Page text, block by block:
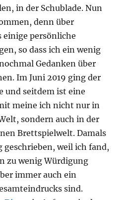
in der Schublade. Nun
denn über
einige persönliche
so dass ich ein wenig
Gedanken über
Im Juni 2019 ging der
und seitdem ist eine
meine ich nicht nur in
sondern auch in der
Brettspielwelt. Damals
geschrieben, weil ich fand,
zu wenig Würdigung
immer auch ein
sind.